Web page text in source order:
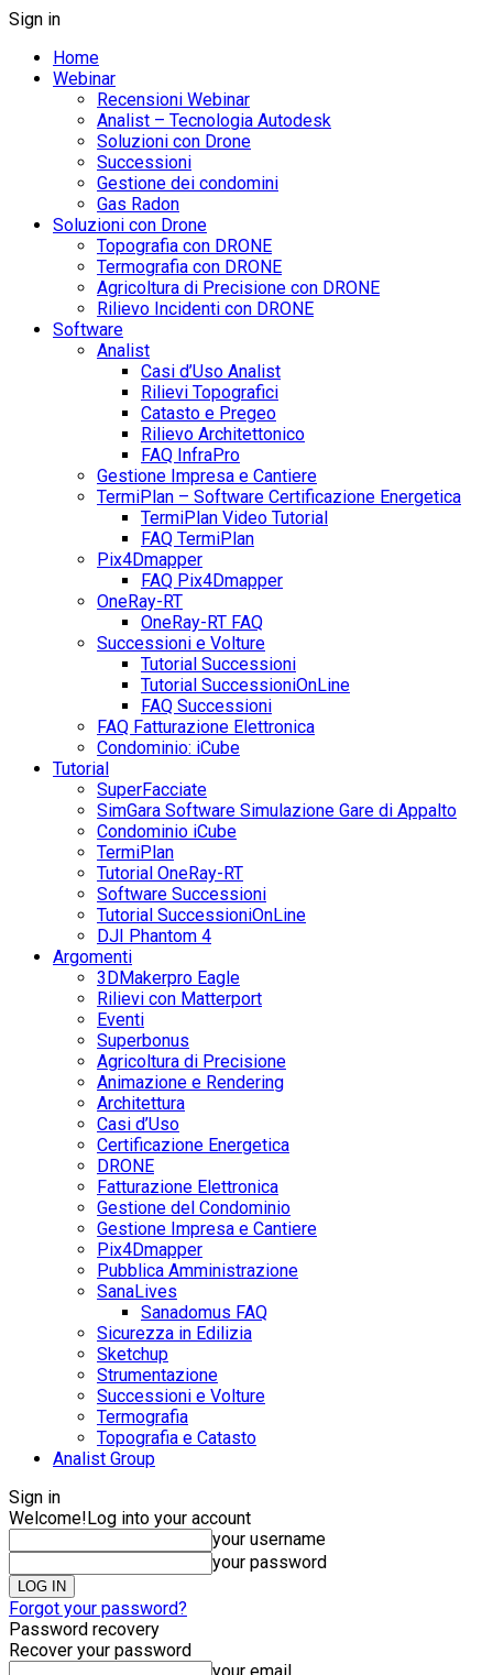
Sign in
Home
Webinar
Recensioni Webinar
Analist – Tecnologia Autodesk
Soluzioni con Drone
Successioni
Gestione dei condomini
Gas Radon
Soluzioni con Drone
Topografia con DRONE
Termografia con DRONE
Agricoltura di Precisione con DRONE
Rilievo Incidenti con DRONE
Software
Analist
Casi d’Uso Analist
Rilievi Topografici
Catasto e Pregeo
Rilievo Architettonico
FAQ InfraPro
Gestione Impresa e Cantiere
TermiPlan – Software Certificazione Energetica
TermiPlan Video Tutorial
FAQ TermiPlan
Pix4Dmapper
FAQ Pix4Dmapper
OneRay-RT
OneRay-RT FAQ
Successioni e Volture
Tutorial Successioni
Tutorial SuccessioniOnLine
FAQ Successioni
FAQ Fatturazione Elettronica
Condominio: iCube
Tutorial
SuperFacciate
SimGara Software Simulazione Gare di Appalto
Condominio iCube
TermiPlan
Tutorial OneRay-RT
Software Successioni
Tutorial SuccessioniOnLine
DJI Phantom 4
Argomenti
3DMakerpro Eagle
Rilievi con Matterport
Eventi
Superbonus
Agricoltura di Precisione
Animazione e Rendering
Architettura
Casi d’Uso
Certificazione Energetica
DRONE
Fatturazione Elettronica
Gestione del Condominio
Gestione Impresa e Cantiere
Pix4Dmapper
Pubblica Amministrazione
SanaLives
Sanadomus FAQ
Sicurezza in Edilizia
Sketchup
Strumentazione
Successioni e Volture
Termografia
Topografia e Catasto
Analist Group
Sign in
Welcome!Log into your account
your username
your password
Forgot your password?
Password recovery
Recover your password